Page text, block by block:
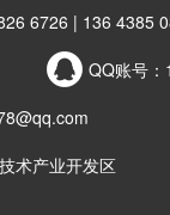
6726 | 136 4385
QQ账号：
术产业开发区